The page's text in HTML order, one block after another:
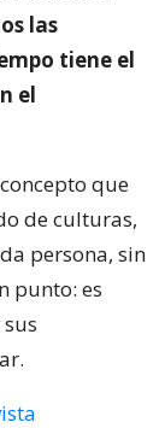
las
tiene el
el
que
de culturas,
persona, sin
punto: es